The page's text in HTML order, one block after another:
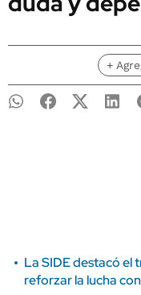
+
La SIDE destacó el
reforzar la lucha